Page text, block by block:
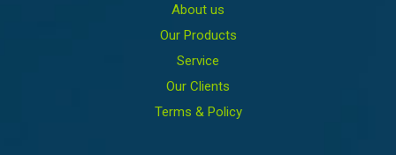
About us
Our Products
Service
Our Clients
Terms & Policy